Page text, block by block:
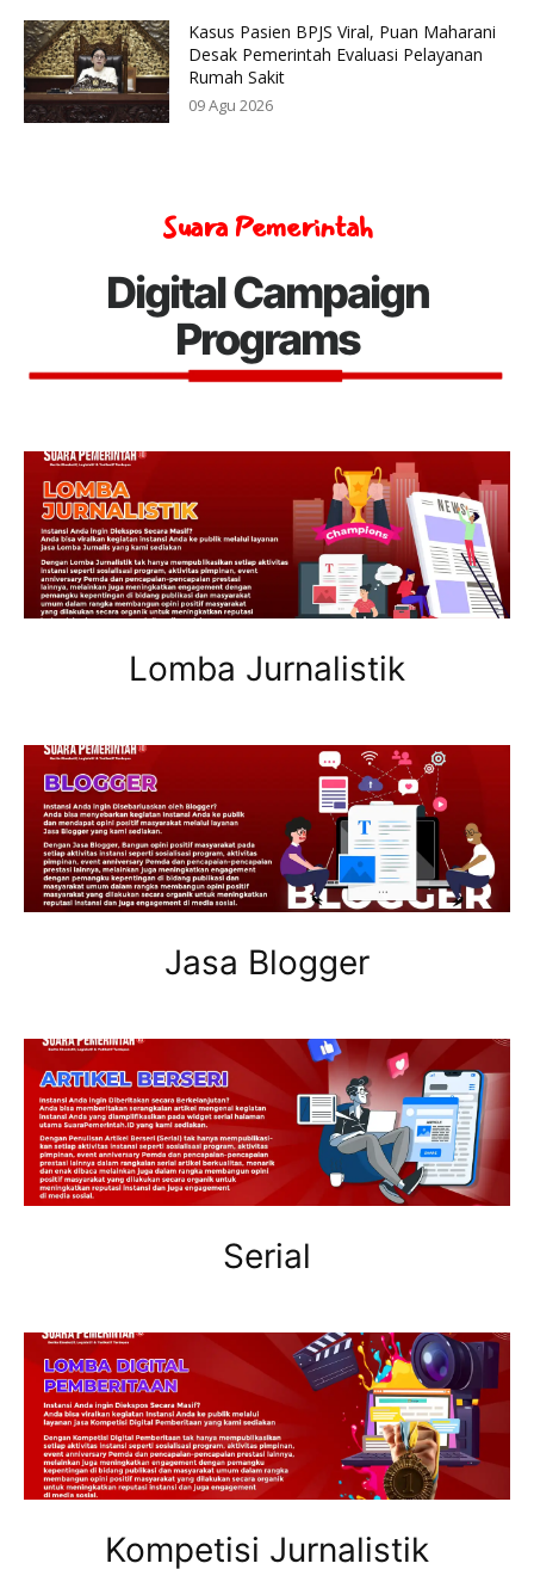
Kasus Pasien BPJS Viral, Puan Maharani
Desak Pemerintah Evaluasi Pelayanan
Rumah Sakit
09 Agu 2026
Suara Pemerintah
Digital Campaign
Programs
Lomba Jurnalistik
Jasa Blogger
Serial
Kompetisi Jurnalistik